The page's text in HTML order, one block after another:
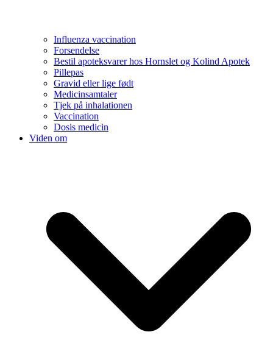
Influenza vaccination
Forsendelse
Bestil apoteksvarer hos Hornslet og Kolind Apotek
Pillepas
Gravid eller lige født
Medicinsamtaler
Tjek på inhalationen
Vaccination
Dosis medicin
Viden om